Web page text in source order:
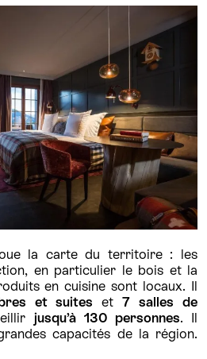
la carte du territoire : les
en particulier le bois et la
en cuisine sont locaux. Il
et suites et7 salles de
jusqu’à 130 personnes. Il
capacités de la région.